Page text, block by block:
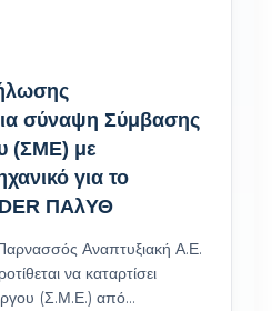
σύναψη Σύμβασης
(ΣΜΕ) με
για το
ΠΑλΥΘ
Αναπτυξιακή Α.Ε.
να καταρτίσει
(Σ.Μ.Ε.) από…